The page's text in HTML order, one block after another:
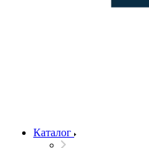
Каталог